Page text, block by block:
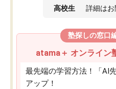
高校生 詳細は
塾探しの窓口
atama＋ オンライン
最先端の学習方法！「AI
アップ！